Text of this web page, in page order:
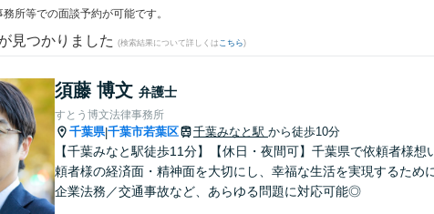
所等での面談予約が可能です。
見つかりました (検索結果について詳しくは こちら)
須藤 博文 弁護士
すとう博文法律事務所
千葉県|千葉市若葉区 千葉みなと駅 から徒歩10分
【千葉みなと駅徒歩11分】【休日・夜間可】千葉県で依頼者様
頼者様の経済面・精神面を大切にし、幸福な生活を実現するため
企業法務／交通事故など、あらゆる問題に対応可能◎